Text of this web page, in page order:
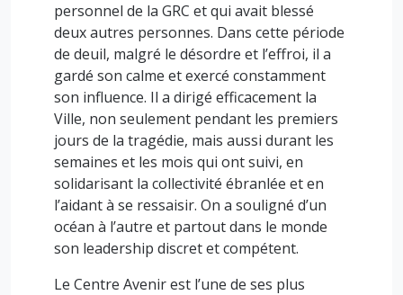
personnel de la GRC et qui avait blessé
deux autres personnes. Dans cette période
de deuil, malgré le désordre et l’effroi, il a
gardé son calme et exercé constamment
son influence. Il a dirigé efficacement la
Ville, non seulement pendant les premiers
jours de la tragédie, mais aussi durant les
semaines et les mois qui ont suivi, en
solidarisant la collectivité ébranlée et en
l’aidant à se ressaisir. On a souligné d’un
océan à l’autre et partout dans le monde
son leadership discret et compétent.
Le Centre Avenir est l’une de ses plus